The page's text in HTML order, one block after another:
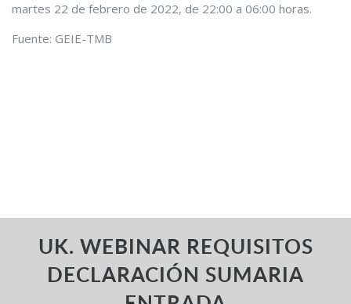
martes 22 de febrero de 2022, de 22:00 a 06:00 horas.
Fuente: GEIE-TMB
UK. WEBINAR REQUISITOS
DECLARACIÓN SUMARIA